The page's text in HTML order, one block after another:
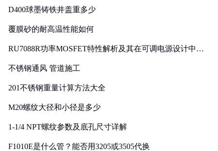
D400球墨铸铁井盖重多少
覆膜砂的耐高温性能如何
RU7088R功率MOSFET特性解析及其在可调电源设计中的
不锈钢通风 管道施工
201不锈钢重量计算方法大全
M20螺纹大径和小径是多少
1-1/4 NPT螺纹参数及底孔尺寸详解
F1010E是什么管？能否用3205或3505代换